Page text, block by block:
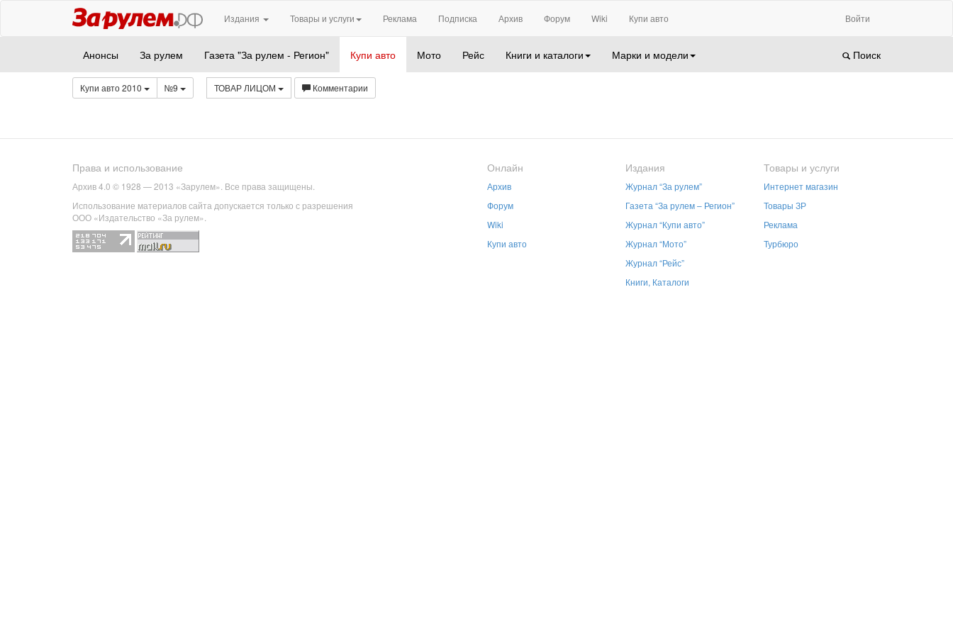
Издания Товары и услуги Реклама Подписка Архив Форум Wiki Купи авто Войти
Анонсы За рулем Газета "За рулем - Регион" Купи авто Мото Рейс Книги и каталоги Марки и модели Поиск
Купи авто 2010 №9 ТОВАР ЛИЦОМ Комментарии
Права и использование
Архив 4.0 © 1928 — 2013 «Зарулем». Все права защищены.
Использование материалов сайта допускается только с разрешения
ООО «Издательство «За рулем».
Онлайн
Архив
Форум
Wiki
Купи авто
Издания
Журнал “За рулем”
Газета “За рулем – Регион”
Журнал “Купи авто”
Журнал “Мото”
Журнал “Рейс”
Книги, Каталоги
Товары и услуги
Интернет магазин
Товары ЗР
Реклама
Турбюро